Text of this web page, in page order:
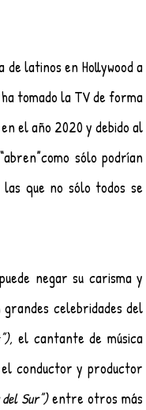
latinos en Hollywood a
tomado la TV de forma
el año 2020 y debido al
sólo podrían
que no sólo todos se
negar su carisma y
celebridades del
el cantante de música
del Sur”) entre otros más